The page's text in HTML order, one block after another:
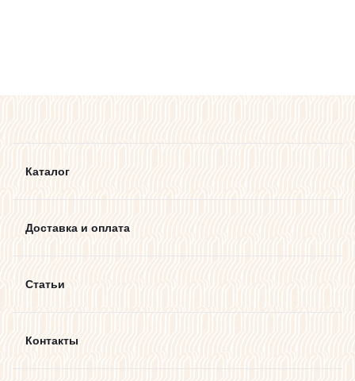
Каталог
Доставка и оплата
Статьи
Контакты